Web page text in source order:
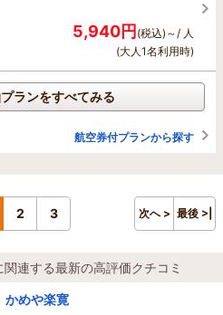
5,940円(税込)～/ 人
(大人1名利用時)
ランをすべてみる
航空券付プランから探す
2 3 次へ > 最後 >|
関連する最新の高評価クチコミ
めや楽寛